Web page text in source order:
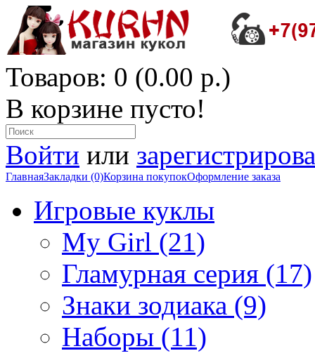
Товаров: 0 (0.00 р.)
В корзине пусто!
Войти или
ГлавнаяЗакладки (0)Корзина покупокОформление заказа
Игровые куклы
My Girl (21)
Гламурная серия (17)
Знаки зодиака (9)
Наборы (11)